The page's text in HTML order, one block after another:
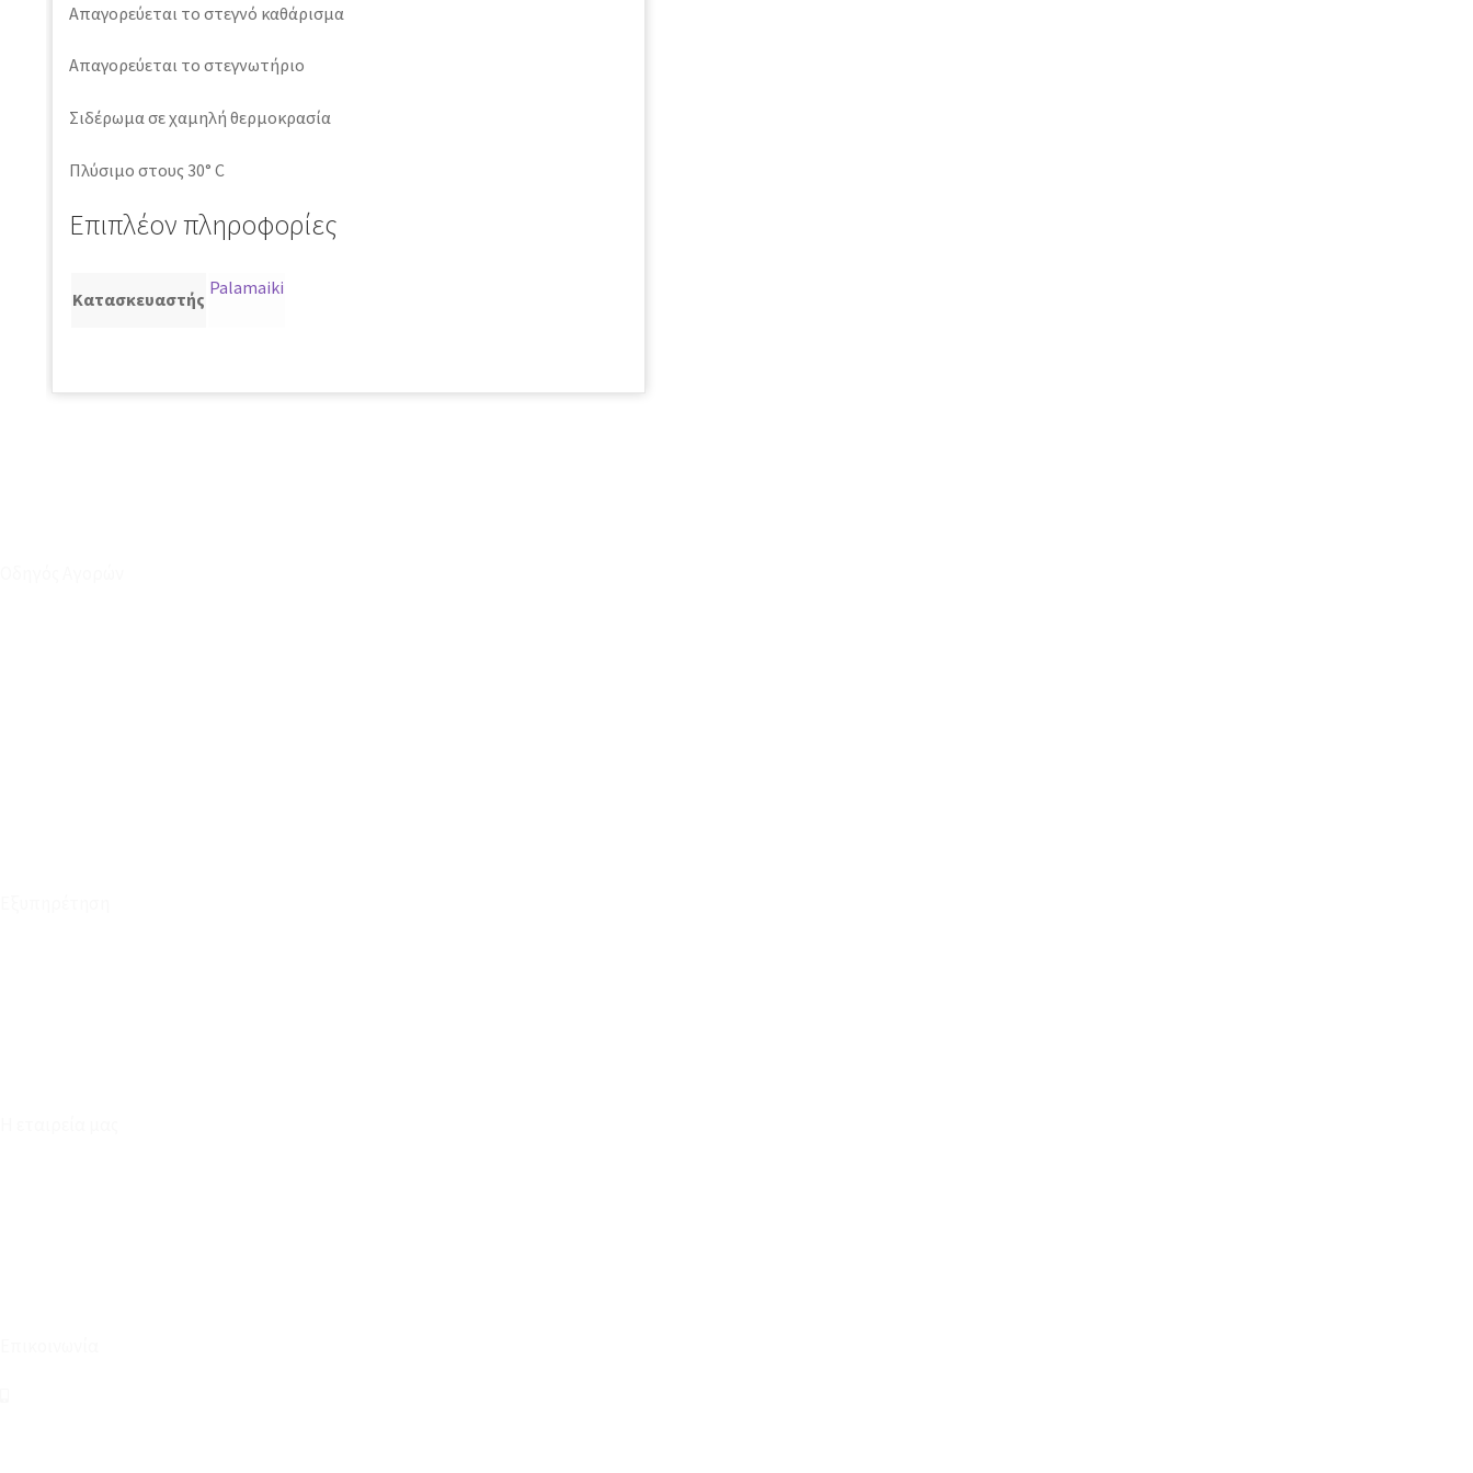
Απαγορεύεται το στεγνό καθάρισμα
Απαγορεύεται το στεγνωτήριο
Σιδέρωμα σε χαμηλή θερμοκρασία
Πλύσιμο στους 30° C
Επιπλέον πληροφορίες
Κατασκευαστής
Palamaiki